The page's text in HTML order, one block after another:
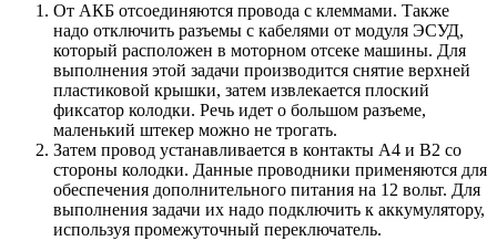
От АКБ отсоединяются провода с клеммами. Также
надо отключить разъемы с кабелями от модуля ЭСУД,
который расположен в моторном отсеке машины. Для
выполнения этой задачи производится снятие верхней
пластиковой крышки, затем извлекается плоский
фиксатор колодки. Речь идет о большом разъеме,
маленький штекер можно не трогать.
Затем провод устанавливается в контакты А4 и В2 со
стороны колодки. Данные проводники применяются для
обеспечения дополнительного питания на 12 вольт. Для
выполнения задачи их надо подключить к аккумулятору,
используя промежуточный переключатель.